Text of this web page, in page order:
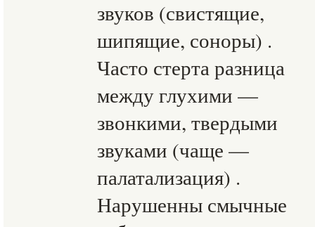
звуков (свистящие,
шипящие, соноры) .
Часто стерта разница
между глухими —
звонкими, твердыми
звуками (чаще —
палатализация) .
Нарушенны смычные